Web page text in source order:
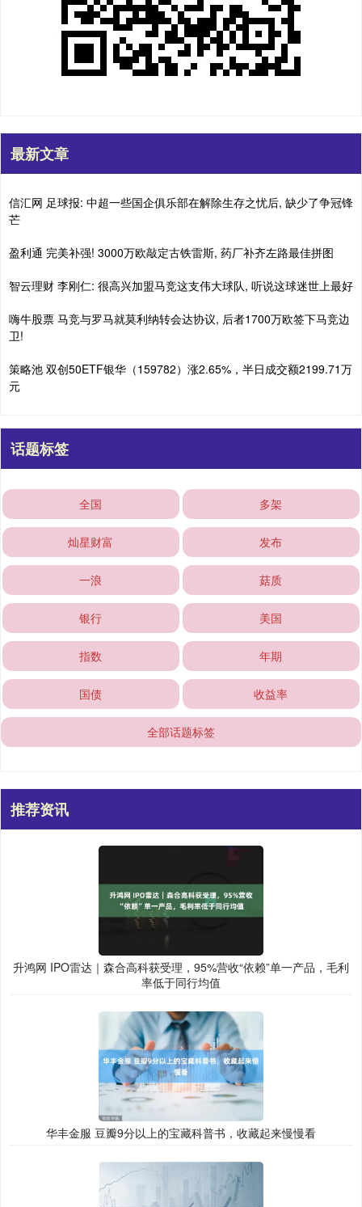
最新文章
信汇网 足球报: 中超一些国企俱乐部在解除生存之忧后, 缺少了争冠锋
芒
盈利通 完美补强! 3000万欧敲定古铁雷斯, 药厂补齐左路最佳拼图
智云理财 李刚仁: 很高兴加盟马竞这支伟大球队, 听说这球迷世上最好
嗨牛股票 马竞与罗马就莫利纳转会达协议, 后者1700万欧签下马竞边
卫!
策略池 双创50ETF银华（159782）涨2.65%，半日成交额2199.71万
元
话题标签
全国 多架
灿星财富 发布
一浪 菇质
银行 美国
指数 年期
国债 收益率
全部话题标签
推荐资讯
升鸿网 IPO雷达｜森合高科获受理，95%营收“依赖”单一产品，毛利
率低于同行均值
华丰金服 豆瓣9分以上的宝藏科普书，收藏起来慢慢看